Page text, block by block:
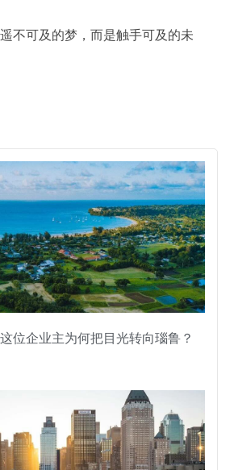
不可及的梦，而是触手可及的未
位企业主为何把目光转向瑙鲁？